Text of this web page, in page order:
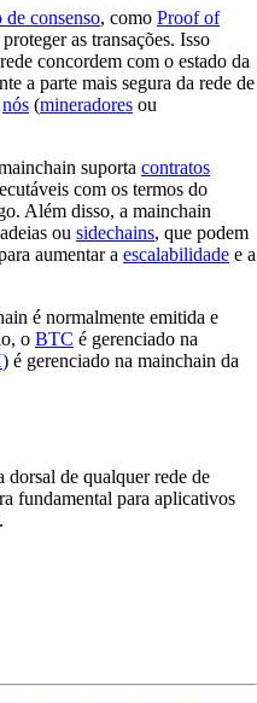
de consenso, como Proof of
as transações. Isso
concordem com o estado da
a parte mais segura da rede de
nós (mineradores ou
suporta contratos
com os termos do
Além disso, a mainchain
ou sidechains, que podem
aumentar a escalabilidade e a
é normalmente emitida e
o BTC é gerenciado na
) é gerenciado na mainchain da
dorsal de qualquer rede de
fundamental para aplicativos